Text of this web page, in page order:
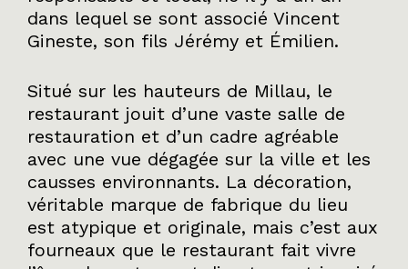
dans lequel se sont associé Vincent
Gineste, son fils Jérémy et Émilien.
Situé sur les hauteurs de Millau, le
restaurant jouit d’une vaste salle de
restauration et d’un cadre agréable
avec une vue dégagée sur la ville et les
causses environnants. La décoration,
véritable marque de fabrique du lieu
est atypique et originale, mais c’est aux
fourneaux que le restaurant fait vivre